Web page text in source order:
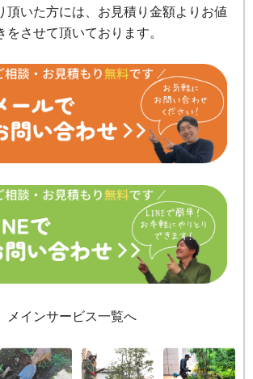
頂いた方には、お見積り金額よりお値
をさせて頂いております。
メインサービス一覧へ